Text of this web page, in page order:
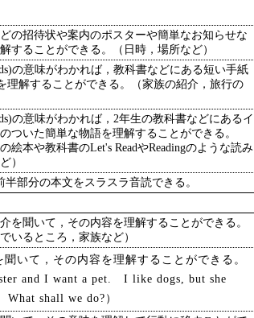
の招待状や案内のポスターや簡単なお知らせな
することができる。（日時，場所など）
の意味がわかれば，教科書などにある短い手紙
理解することができる。（家族の紹介，旅行の
の意味がわかれば，2年生の教科書などにあるイ
ついた簡単な物語を理解することができる。
絵本や教科書のLet's ReadやReadingのような読み
）
半部分の本文をスラスラ音読できる。
を聞いて，その内容を理解することができる。
いるところ，家族など）
聞いて，その内容を理解することができる。
and I want a pet. I like dogs, but she
shall we do?）